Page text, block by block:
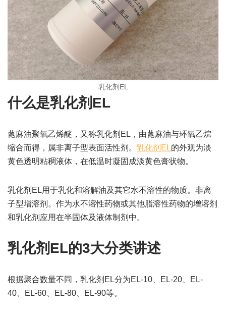
乳化剂EL
什么是乳化剂EL
蓖麻油聚氧乙烯醚，又称乳化剂EL，由蓖麻油与环氧乙烷
缩合而得，属非离子型表面活性剂。 乳化剂EL的外观为淡
黄色透明粘稠液体，在低温时凝固成淡黄色膏状物。
乳化剂EL用于乳化和溶解油及其它水不溶性的物质。非离
子型增溶剂。作为水不溶性药物或其他脂溶性药物的增溶剂
和乳化剂应用在半固体及液体制剂中。
乳化剂EL的3大分类讲述
根据聚合数量不同，乳化剂EL分为EL-10、EL-20、EL-
40、EL-60、EL-80、EL-90等。